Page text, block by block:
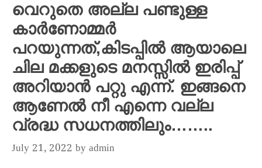
വെറുതെ അല്ല പണ്ടുള്ള
കാർണോമ്മർ
പറയുന്നത്,കിടപ്പിൽ ആയാലെ
ചില മക്കളുടെ മനസ്സിൽ ഇരിപ്പ്
അറിയാൻ പറ്റു എന്ന്. ഇങ്ങനെ
ആണേൽ നീ എന്നെ വല്ല
വ്രദ്ധ സധനത്തിലും……..
July 21, 2022 by admin